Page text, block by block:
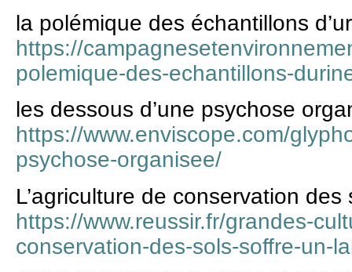
la polémique des échantillons
https://
polemique-des-echantillons-
les dessous d’une psychose
https://www.enviscope.com/
psychose-organisee/
L’agriculture de conservation des
https://www.reussir.fr/grandes-
conservation-des-sols-soffre-un-